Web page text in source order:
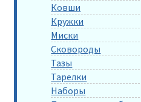
Ковши
Кружки
Миски
Сковороды
Тазы
Тарелки
Наборы